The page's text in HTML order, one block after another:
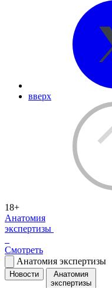
вверх
18+
Анатомия
экспертизы
Смотреть
Анатомия экспертизы
Новости
Анатомия
экспертизы